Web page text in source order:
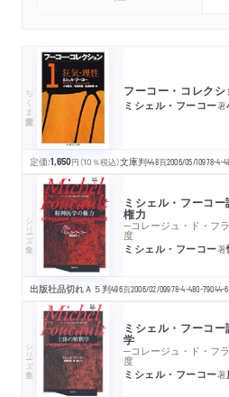
ちくま学芸文庫 フーコー・コレク
ミシェル・フーコー著
定価:1,650円 （10％税込）文庫判448頁2006/05/10978-4-
シリーズ・全集
ミシェル・フーコ
権力
─コレージュ・ド・フ
度
ミシェル・フーコー著
出版社品切れＡ５判496頁2006/02/09978-4-480-79044-6
シリーズ・全集
ミシェル・フーコ
学
─コレージュ・ド・フ
度
ミシェル・フーコー著